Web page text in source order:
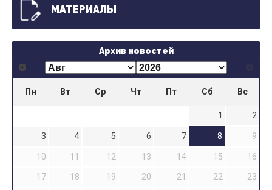
МАТЕРИАЛЫ
Архив новостей
Пн Вт Ср Чт Пт Сб Вс
1
2
3
4 5 6 7 8
9
10
11 12 13 14 15
16
17
18 19 20 21 22
23